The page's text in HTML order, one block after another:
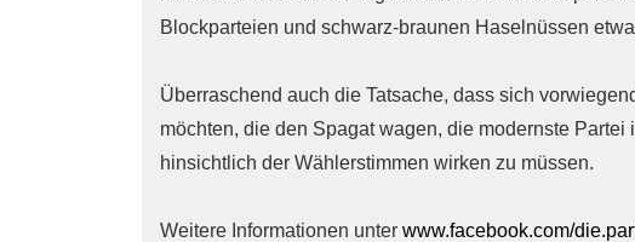
Blockparteien und schwarz-braunen Haselnüssen
Überraschend auch die Tatsache, dass sich
möchten, die den Spagat wagen, die modernste
hinsichtlich der Wählerstimmen wirken zu müssen.
Weitere Informationen unter www.facebook.com/